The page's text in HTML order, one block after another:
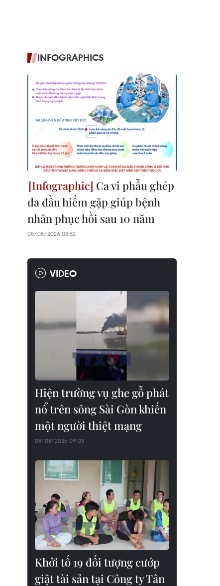
INFOGRAPHICS
Ca vi phẫu ghép
da đầu hiếm gặp giúp bệnh
nhân phục hồi sau 10 năm
08/08/2026 03:52
VIDEO
Hiện trường vụ ghe gỗ phát
nổ trên sông Sài Gòn khiến
một người thiệt mạng
08/08/2026 09:03
Khởi tố 19 đối tượng cướp
giật tài sản tại Công ty Tân